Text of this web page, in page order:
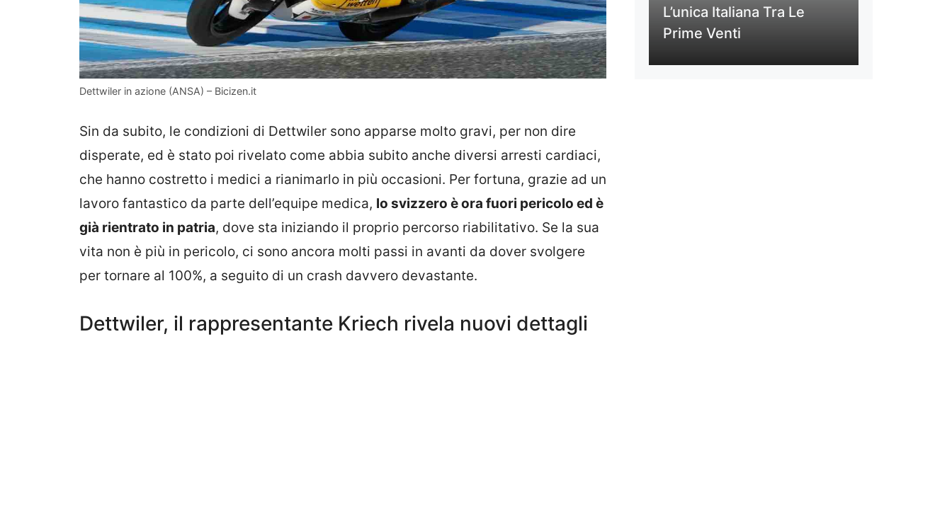
Dettwiler in azione (ANSA) – Bicizen.it
Sin da subito, le condizioni di Dettwiler sono apparse molto gravi, per non dire
disperate, ed è stato poi rivelato come abbia subito anche diversi arresti cardiaci,
che hanno costretto i medici a rianimarlo in più occasioni. Per fortuna, grazie ad un
lavoro fantastico da parte dell’equipe medica, lo svizzero è ora fuori pericolo ed è
già rientrato in patria, dove sta iniziando il proprio percorso riabilitativo. Se la sua
vita non è più in pericolo, ci sono ancora molti passi in avanti da dover svolgere
per tornare al 100%, a seguito di un crash davvero devastante.
Dettwiler, il rappresentante Kriech rivela nuovi dettagli
L’unica Italiana Tra Le
Prime Venti